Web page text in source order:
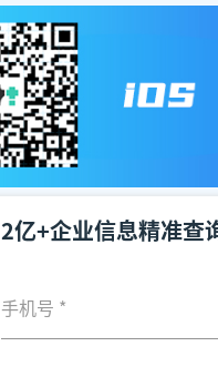
2亿+企业信息精准查
手机号 *